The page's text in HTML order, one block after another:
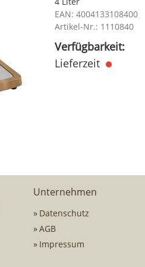
EAN: 4004133108400
Artikel-Nr.: 1110840
Verfügbarkeit:
Lieferzeit
Unternehmen
Datenschutz
AGB
Impressum